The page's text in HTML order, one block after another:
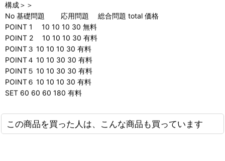
構成＞＞
No 基礎問題 応用問題 総合問題 total 価格
POINT 1 10 10 10 30 無料
POINT 2 10 10 10 30 有料
POINT３ 10 10 10 30 有料
POINT４ 10 10 30 30 有料
POINT５ 10 10 30 30 有料
POINT６ 10 10 10 30 有料
SET 60 60 60 180 有料
この商品を買った人は、こんな商品も買っています